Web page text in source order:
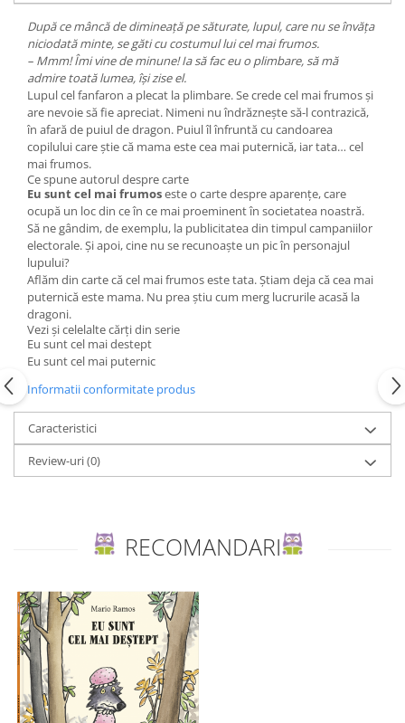
Editura Kreativ
Editura Litera
Editura Lizuka Educativ
Editura Nemira
Editura Nomina
Editura Pandora M
Editura Portocala Albastră
Editura Scriptum
Editura Sophia
Editura Usborne
Editura Vellant
Editura Verba
După ce mâncă de dimineață pe săturate, lupul, care nu se învăța
niciodată minte, se găti cu costumul lui cel mai frumos.
– Mmm! Îmi vine de minune! Ia să fac eu o plimbare, să mă
admire toată lumea, își zise el.
Lupul cel fanfaron a plecat la plimbare. Se crede cel mai frumos și
are nevoie să fie apreciat. Nimeni nu îndrăznește să-l contrazică,
în afară de puiul de dragon. Puiul îl înfruntă cu candoarea
copilului care știe că mama este cea mai puternică, iar tata… cel
mai frumos.
Ce spune autorul despre carte
Eu sunt cel mai frumoseste o carte despre aparențe, care
ocupă un loc din ce în ce mai proeminent în societatea noastră.
Să ne gândim, de exemplu, la publicitatea din timpul campaniilor
electorale. Și apoi, cine nu se recunoaște un pic în personajul
lupului?
Aflăm din carte că cel mai frumos este tata. Știam deja că cea mai
puternică este mama. Nu prea știu cum merg lucrurile acasă la
dragoni.
Vezi și celelalte cărți din serie
Eu sunt cel mai destept
Eu sunt cel mai puternic
Informatii conformitate produs
Caracteristici
Review-uri(0)
RECOMANDARI